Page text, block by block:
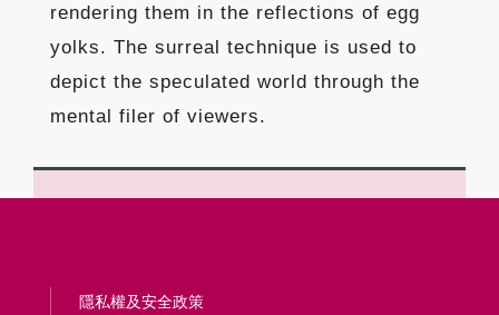
rendering them in the reflections of egg
yolks. The surreal technique is used to
depict the speculated world through the
mental filer of viewers.
隱私權及安全政策